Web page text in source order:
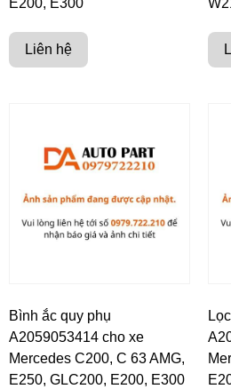
E200, E300
Liên hệ
Bình ắc quy phụ
A2059053414 cho xe
Mercedes C200, C 63 AMG,
E250, GLC200, E200, E300